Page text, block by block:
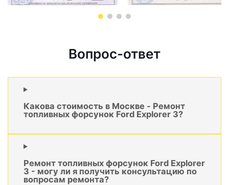
Вопрос-ответ
Какова стоимость в Москве - Ремонт
топливных форсунок Ford Explorer 3?
Ремонт топливных форсунок Ford Explorer
3 - могу ли я получить консультацию по
вопросам ремонта?